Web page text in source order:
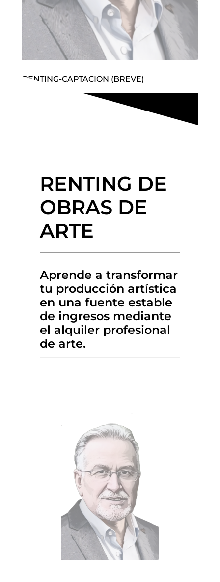
RENTING-CAPTACION (BREVE)
RENTING DE
OBRAS DE
ARTE
Aprende a transformar
tu producción artística
en una fuente estable
de ingresos mediante
el alquiler profesional
de arte.